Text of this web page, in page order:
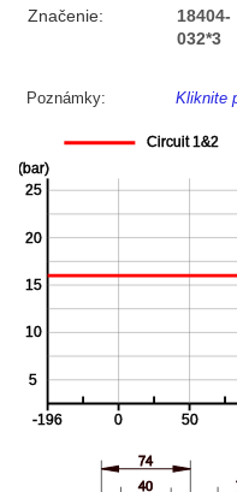
Značenie:
18404-
032*3
Poznámky: Kliknite